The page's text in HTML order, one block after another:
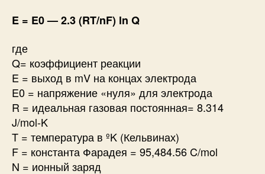
E = E0 — 2.3 (RT/nF) ln Q
где
Q= коэффициент реакции
E = выход в mV на концах электрода
E0 = напряжение «нуля» для электрода
R = идеальная газовая постоянная= 8.314
J/mol-K
T = температура в ºK (Кельвинах)
F = константа Фарадея = 95,484.56 C/mol
N = ионный заряд